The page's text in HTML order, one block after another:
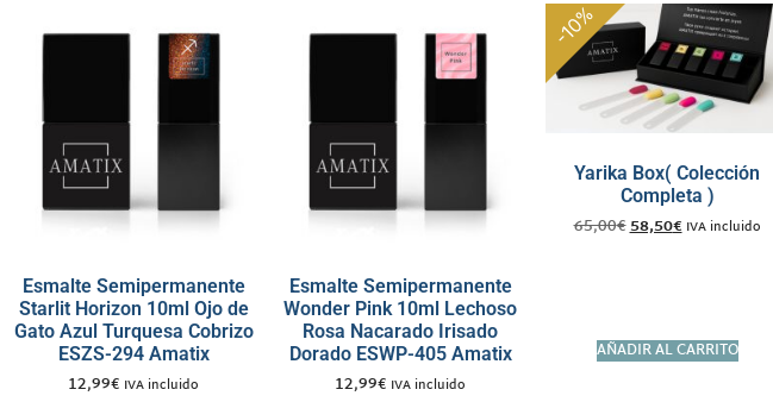
Esmalte Semipermanente
Starlit Horizon 10ml Ojo de
Gato Azul Turquesa Cobrizo
ESZS-294 Amatix
12,99€ IVA incluido
Esmalte Semipermanente
Wonder Pink 10ml Lechoso
Rosa Nacarado Irisado
Dorado ESWP-405 Amatix
12,99€ IVA incluido
-10%
Yarika Box( Colección
Completa )
65,00€58,50€ IVA incluido
AÑADIR AL CARRITO